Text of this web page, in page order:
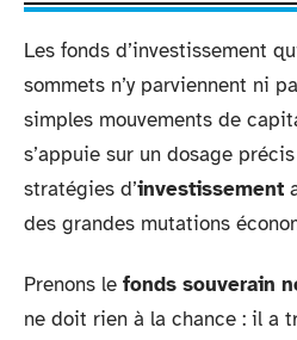
Les fonds d’investissement
sommets n’y parviennent ni
simples mouvements de
s’appuie sur un dosage
stratégies d’investissement
des grandes mutations
Prenons le fonds souverain
ne doit rien à la chance : il a